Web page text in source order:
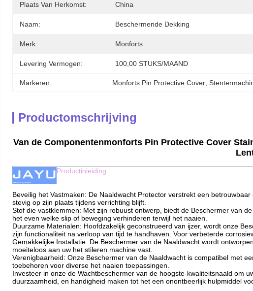
Plaats Van Herkomst: China
Naam: Beschermende Dekking
Merk: Monforts
Levering Vermogen: 100,00 STUKS/MAAND
Markeren: Monforts Pin Protective Cover ,
Productomschrijving
Van de Componentenmonforts Pin Protective Cover
Productinleiding
Beveilig het Vastmaken: De Naaldwacht Protector verstrekt een
stevig op zijn plaats tijdens verrichting blijft.
Stof die vastklemmen: Met zijn robuust ontwerp, biedt de Beschermer van
het even welke slip of beweging verhinderen terwijl het naaien.
Duurzame Materialen: Hoofdzakelijk geconstrueerd van ijzer, wordt onze
zijn functionaliteit na verloop van tijd te handhaven. Voor verbeterde
Gemakkelijke Installatie: De Beschermer van de Naaldwacht wordt
moeiteloos aan uw het stileren machine vast.
Verenigbaarheid: Onze Beschermer van de Naaldwacht is compatibel met
toebehoren voor diverse het naaien toepassingen.
Investeer in onze de Wachtbeschermer van de hoogste-kwaliteitsnaald om
duurzaamheid, en handigheid maken tot het een onontbeerlijk hulpmiddel